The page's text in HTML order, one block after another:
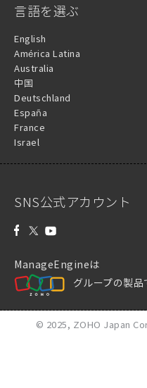
サービスパック名
サ
ファイル名
言語を選ぶ
English
América Latina
Australia
中国
Deutschland
España
France
Israel
SNS公式アカウント
ManageEngineは
グループの製品
© 2025, ZOHO Japan